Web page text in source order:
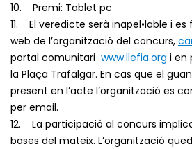
10. Premi: Tablet pc
11. El veredicte serà inapel•lable i
web de l’organització del concurs,
portal comunitari www.llefia.org i en
la Plaça Trafalgar. En cas que el
present en l’acte l’organització es
per email.
12. La participació al concurs
bases del mateix. L’organització